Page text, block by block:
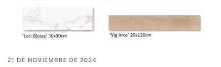
21 DE NOVIEMBRE DE 2024